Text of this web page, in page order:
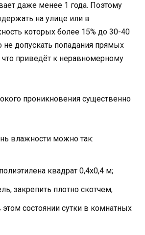
даже менее 1 года. Поэтому
на улице или в
которых более 15% до 30-40
не допускать попадания прямых
что приведёт к неравномерному
проникновения существенно
влажности можно так:
квадрат 0,4х0,4 м;
закрепить плотно скотчем;
состоянии сутки в комнатных